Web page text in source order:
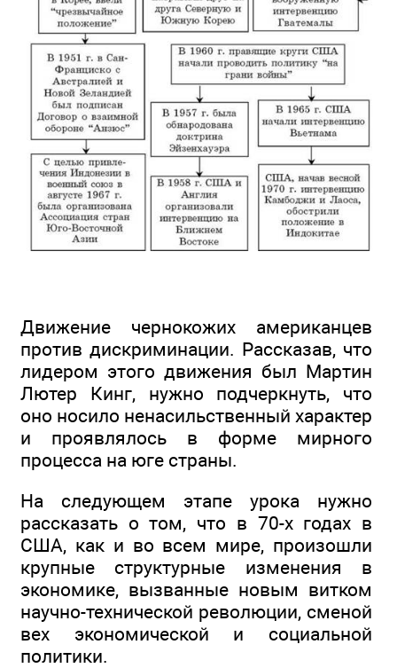
Движение чернокожих американцев
против дискриминации. Рассказав, что
лидером этого движения был Мартин
Лютер Кинг, нужно подчеркнуть, что
оно носило ненасильственный характер
и проявлялось в форме мирного
процесса на юге страны.
На следующем этапе урока нужно
рассказать о том, что в 70-х годах в
США, как и во всем мире, произошли
крупные структурные изменения в
экономике, вызванные новым витком
научно-технической революции, сменой
вех экономической и социальной
политики.